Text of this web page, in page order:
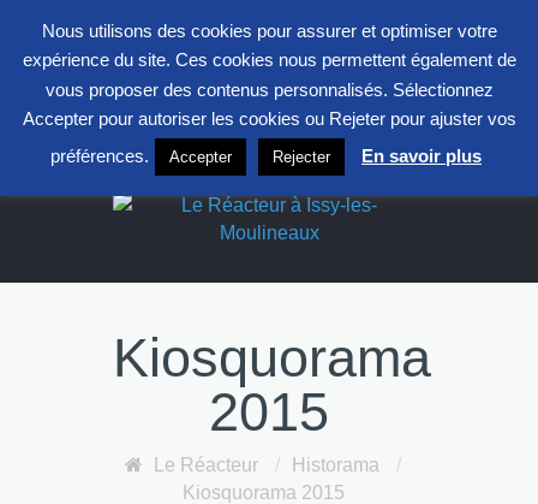
entrepont@clavim.asso.fr 01 41 23 83 83
Le Réacteur
Kiosquorama
2015
Le Réacteur / Historama
/
Kiosquorama 2015
Nous utilisons des cookies pour assurer et optimiser votre
expérience du site. Ces cookies nous permettent également de
vous proposer des contenus personnalisés. Sélectionnez
Accepter pour autoriser les cookies ou Rejeter pour ajuster vos
préférences.
Accepter Rejecter En savoir plus